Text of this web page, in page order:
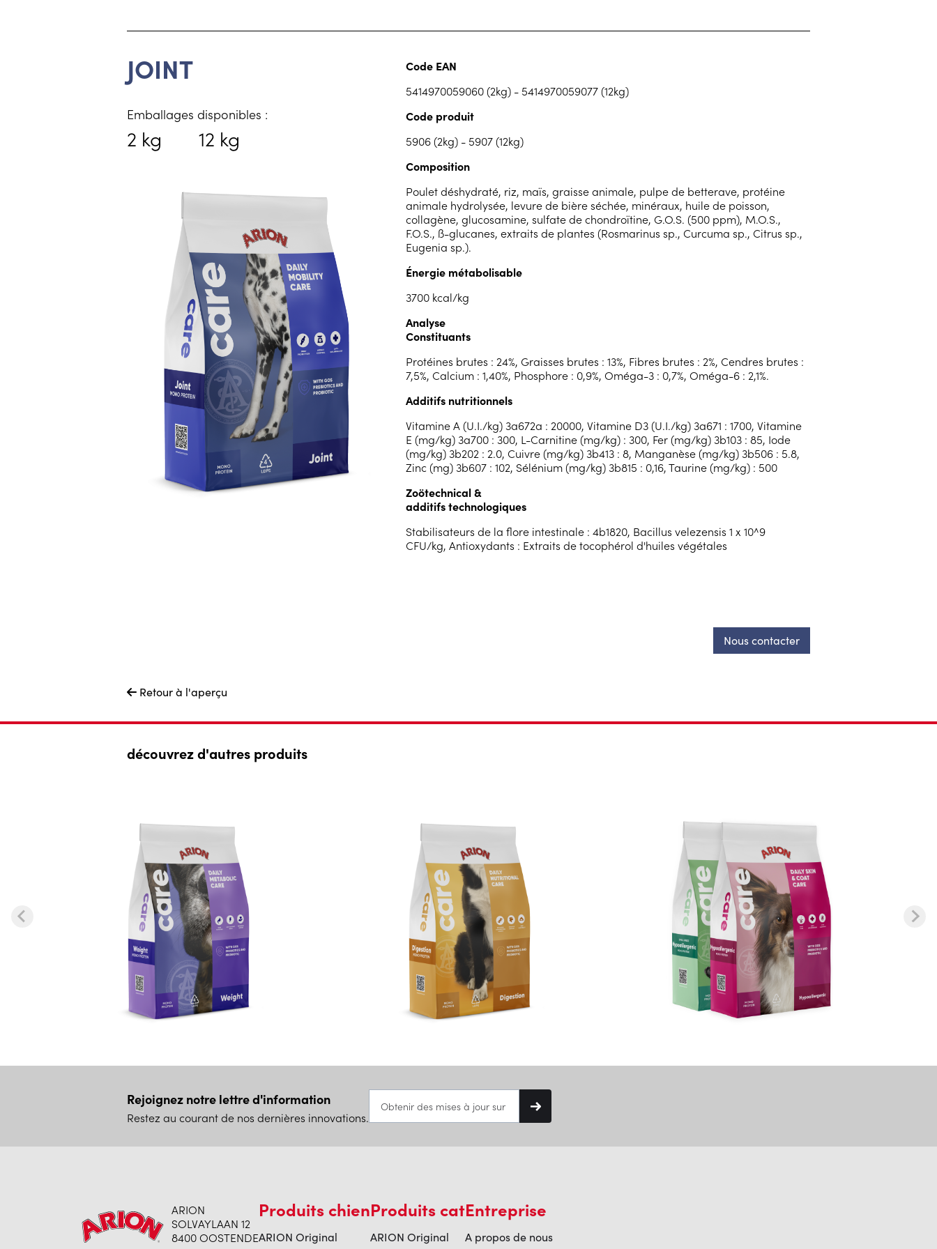
JOINT
Emballages disponibles :
2 kg 12 kg
Code EAN
5414970059060 (2kg) - 5414970059077 (12kg)
Code produit
5906 (2kg) - 5907 (12kg)
Composition
Poulet déshydraté, riz, maïs, graisse animale, pulpe de betterave, protéine
animale hydrolysée, levure de bière séchée, minéraux, huile de poisson,
collagène, glucosamine, sulfate de chondroïtine, G.O.S. (500 ppm), M.O.S.,
F.O.S., ß-glucanes, extraits de plantes (Rosmarinus sp., Curcuma sp., Citrus sp.,
Eugenia sp.).
Énergie métabolisable
3700 kcal/kg
Analyse
Constituants
Protéines brutes : 24%, Graisses brutes : 13%, Fibres brutes : 2%, Cendres brutes :
7,5%, Calcium : 1,40%, Phosphore : 0,9%, Oméga-3 : 0,7%, Oméga-6 : 2,1%.
Additifs nutritionnels
Vitamine A (U.I./kg) 3a672a : 20000, Vitamine D3 (U.I./kg) 3a671 : 1700, Vitamine
E (mg/kg) 3a700 : 300, L-Carnitine (mg/kg) : 300, Fer (mg/kg) 3b103 : 85, Iode
(mg/kg) 3b202 : 2.0, Cuivre (mg/kg) 3b413 : 8, Manganèse (mg/kg) 3b506 : 5.8,
Zinc (mg) 3b607 : 102, Sélénium (mg/kg) 3b815 : 0,16, Taurine (mg/kg) : 500
Zoötechnical &
additifs technologiques
Stabilisateurs de la flore intestinale : 4b1820, Bacillus velezensis 1 x 10^9
CFU/kg, Antioxydants : Extraits de tocophérol d'huiles végétales
Nous contacter
 Retour à l'aperçu
découvrez d'autres produits
Rejoignez notre lettre d'information
Restez au courant de nos dernières innovations.
ARION
SOLVAYLAAN 12
8400 OOSTENDE
Produits chien
ARION Original
Produits cat
ARION Original
Entreprise
A propos de nous